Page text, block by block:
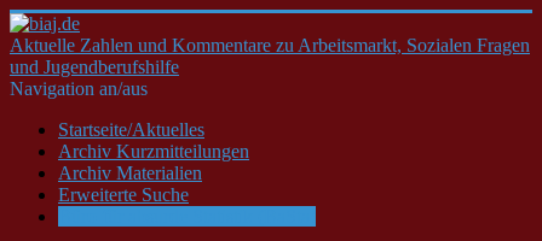
Aktuelle Zahlen und Kommentare zu Arbeitsmarkt, Sozialen Fragen
und Jugendberufshilfe
Navigation an/aus
Startseite/Aktuelles
Archiv Kurzmitteilungen
Archiv Materialien
Erweiterte Suche